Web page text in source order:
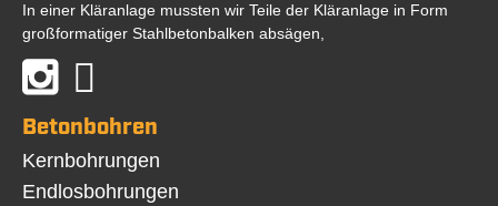
In einer Kläranlage mussten wir Teile der Kläranlage in Form
großformatiger Stahlbetonbalken absägen,
Betonbohren
Navigation
überspringen
Kernbohrungen
Endlosbohrungen